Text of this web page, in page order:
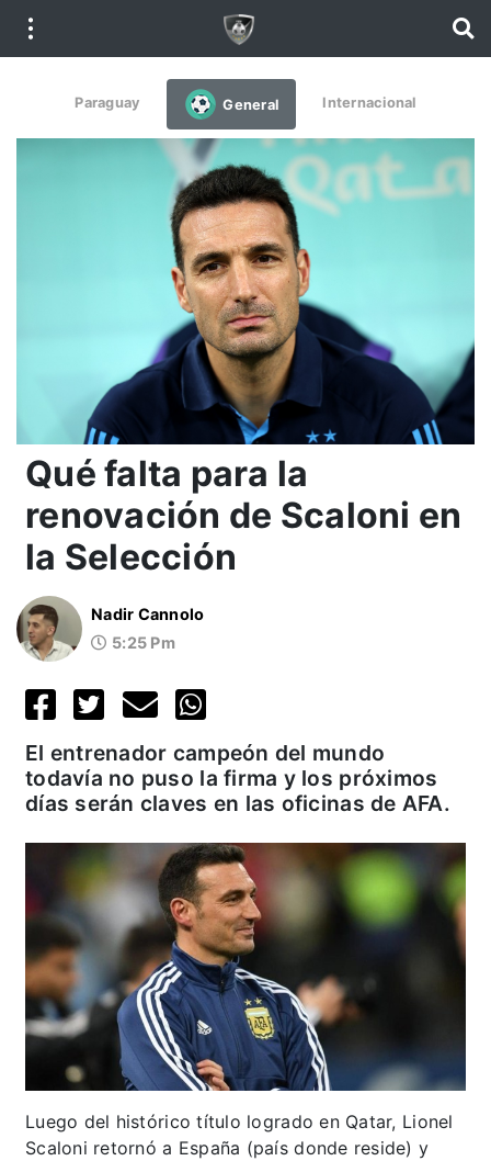
Paraguay General Internacional
Qué falta para la
renovación de Scaloni en
la Selección
Nadir Cannolo
5:25 Pm
El entrenador campeón del mundo
todavía no puso la firma y los próximos
días serán claves en las oficinas de AFA.
Luego del histórico título logrado en Qatar, Lionel
Scaloni retornó a España (país donde reside) y